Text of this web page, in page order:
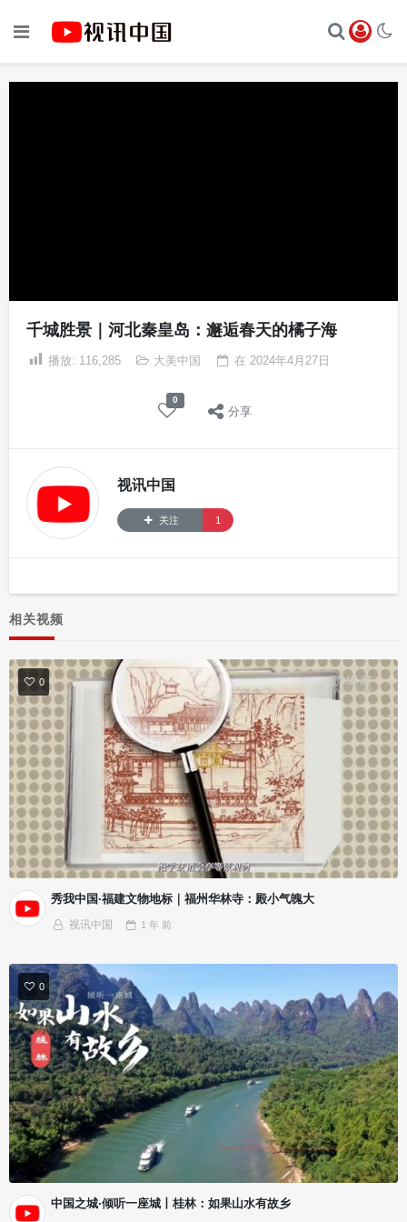
千城胜景｜河北秦皇岛：邂逅春天的橘子海
播放: 116,285 大美中国 在 2024年4月27日
0
分享
视讯中国
关注 1
相关视频
0
秀我中国·福建文物地标｜福州华林寺：殿小气魄大
视讯中国 1 年 前
0
中国之城·倾听一座城丨桂林：如果山水有故乡